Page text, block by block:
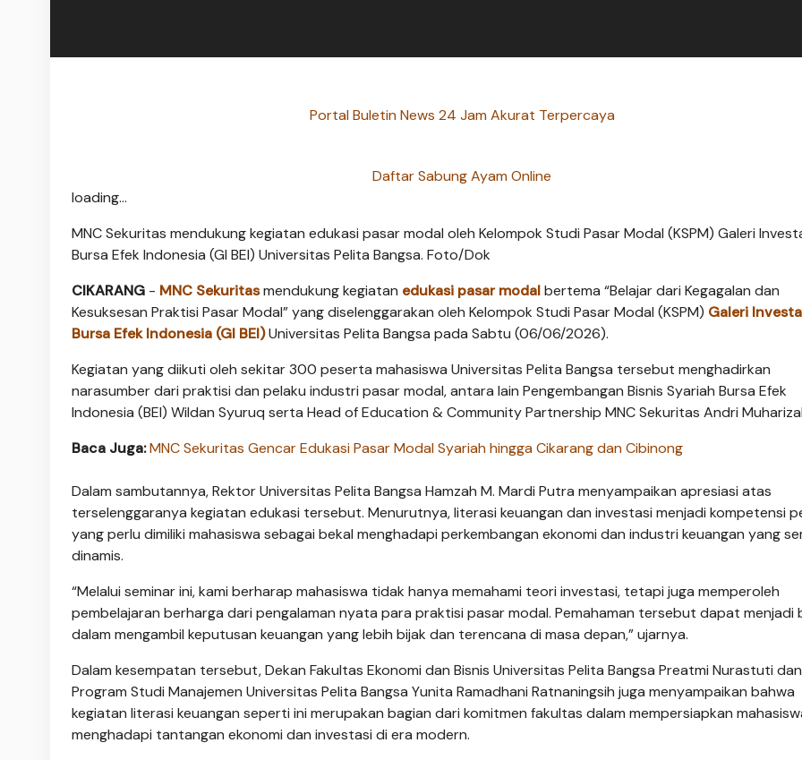
Portal Buletin News 24 Jam Akurat Terpercaya
Daftar Sabung Ayam Online
loading...
MNC Sekuritas mendukung kegiatan edukasi pasar modal oleh Kelompok Studi Pasar Modal (KSPM) Galeri
Bursa Efek Indonesia (GI BEI) Universitas Pelita Bangsa. Foto/Dok
CIKARANG - MNC Sekuritasmendukung kegiatan edukasi pasar modalbertema “Belajar dari Kegagalan dan
Kesuksesan Praktisi Pasar Modal” yang diselenggarakan oleh Kelompok Studi Pasar Modal (KSPM) Galeri
Bursa Efek Indonesia (GI BEI)Universitas Pelita Bangsa pada Sabtu (06/06/2026).
Kegiatan yang diikuti oleh sekitar 300 peserta mahasiswa Universitas Pelita Bangsa tersebut menghadirkan
narasumber dari praktisi dan pelaku industri pasar modal, antara lain Pengembangan Bisnis Syariah Bursa Efek
Indonesia (BEI) Wildan Syuruq serta Head of Education & Community Partnership MNC Sekuritas Andri
Baca Juga:MNC Sekuritas Gencar Edukasi Pasar Modal Syariah hingga Cikarang dan Cibinong
Dalam sambutannya, Rektor Universitas Pelita Bangsa Hamzah M. Mardi Putra menyampaikan apresiasi atas
terselenggaranya kegiatan edukasi tersebut. Menurutnya, literasi keuangan dan investasi menjadi kompetensi
yang perlu dimiliki mahasiswa sebagai bekal menghadapi perkembangan ekonomi dan industri keuangan yang
dinamis.
“Melalui seminar ini, kami berharap mahasiswa tidak hanya memahami teori investasi, tetapi juga memperoleh
pembelajaran berharga dari pengalaman nyata para praktisi pasar modal. Pemahaman tersebut dapat menjadi
dalam mengambil keputusan keuangan yang lebih bijak dan terencana di masa depan,” ujarnya.
Dalam kesempatan tersebut, Dekan Fakultas Ekonomi dan Bisnis Universitas Pelita Bangsa Preatmi Nurastuti
Program Studi Manajemen Universitas Pelita Bangsa Yunita Ramadhani Ratnaningsih juga menyampaikan bahwa
kegiatan literasi keuangan seperti ini merupakan bagian dari komitmen fakultas dalam mempersiapkan
menghadapi tantangan ekonomi dan investasi di era modern.